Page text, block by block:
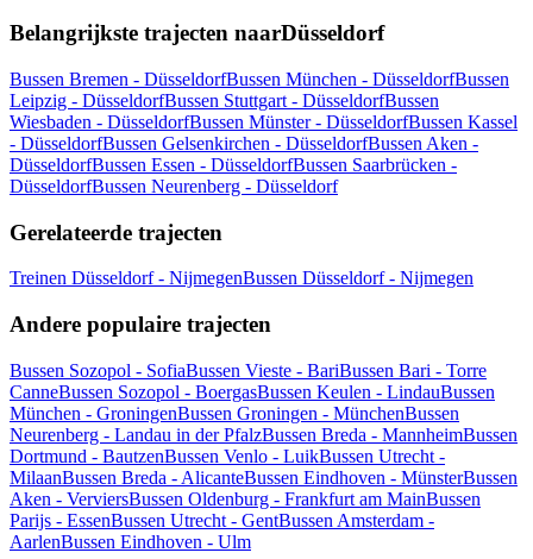
Belangrijkste trajecten naarDüsseldorf
Bussen Bremen - DüsseldorfBussen München - DüsseldorfBussen
Leipzig - DüsseldorfBussen Stuttgart - DüsseldorfBussen
Wiesbaden - DüsseldorfBussen Münster - DüsseldorfBussen Kassel
- DüsseldorfBussen Gelsenkirchen - DüsseldorfBussen Aken -
DüsseldorfBussen Essen - DüsseldorfBussen Saarbrücken -
DüsseldorfBussen Neurenberg - Düsseldorf
Gerelateerde trajecten
Treinen Düsseldorf - NijmegenBussen Düsseldorf - Nijmegen
Andere populaire trajecten
Bussen Sozopol - SofiaBussen Vieste - BariBussen Bari - Torre
CanneBussen Sozopol - BoergasBussen Keulen - LindauBussen
München - GroningenBussen Groningen - MünchenBussen
Neurenberg - Landau in der PfalzBussen Breda - MannheimBussen
Dortmund - BautzenBussen Venlo - LuikBussen Utrecht -
MilaanBussen Breda - AlicanteBussen Eindhoven - MünsterBussen
Aken - VerviersBussen Oldenburg - Frankfurt am MainBussen
Parijs - EssenBussen Utrecht - GentBussen Amsterdam -
AarlenBussen Eindhoven - Ulm